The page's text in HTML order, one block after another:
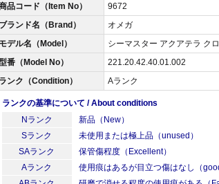
品コード（Item No）
9672
ブランド名（Brand）
オメガ
モデル名（Model）
シーマスター アクアテラ ク
番（Model No）
221.20.42.40.01.002
ランク（Condition）
Aランク
ランクの基準について / About conditions
Nランク
新品（New）
Sランク
未使用または極上品（unused）
SAランク
保管傷程度（Excellent）
Aランク
使用痕はあるが目立つ傷はなし（